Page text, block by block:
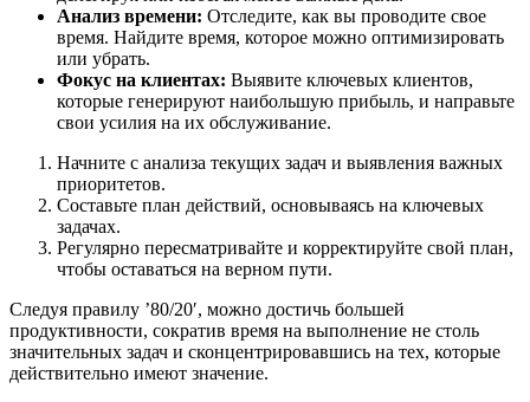
Анализ времени: Отследите, как вы проводите свое
время. Найдите время, которое можно оптимизировать
или убрать.
Фокус на клиентах: Выявите ключевых клиентов,
которые генерируют наибольшую прибыль, и направьте
свои усилия на их обслуживание.
Начните с анализа текущих задач и выявления важных
приоритетов.
Составьте план действий, основываясь на ключевых
задачах.
Регулярно пересматривайте и корректируйте свой план,
чтобы оставаться на верном пути.
Следуя правилу ’80/20′, можно достичь большей
продуктивности, сократив время на выполнение не столь
значительных задач и сконцентрировавшись на тех, которые
действительно имеют значение.